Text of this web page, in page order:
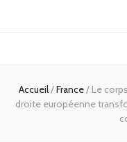
Accueil/France/ Le
droite européenne